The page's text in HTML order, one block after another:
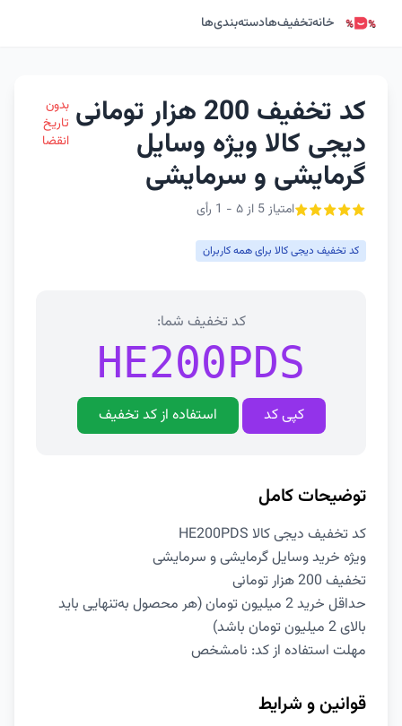
خانهتخفیف‌هادسته‌بندی‌ها
کد تخفیف 200 هزار تومانی
دیجی کالا ویژه وسایل
گرمایشی و سرمایشی
امتیاز 5 از ۵ - 1 رأی
بدون
تاریخ
انقضا
کد تخفیف دیجی کالا برای همه کاربران
کد تخفیف شما:
HE200PDS
کپی کد استفاده از کد تخفیف
توضیحات کامل
کد تخفیف دیجی کالا HE200PDS
ویژه خرید وسایل گرمایشی و سرمایشی
تخفیف 200 هزار تومانی
حداقل خرید 2 میلیون تومان (هر محصول به‌تنهایی باید
بالای 2 میلیون تومان باشد)
مهلت استفاده از کد: نامشخص
قوانین و شرایط